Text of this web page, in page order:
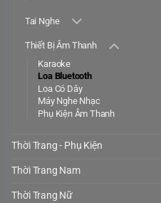
Tai Nghe
Thiết Bị Âm Thanh
Karaoke
Loa Bluetooth
Loa Có Dây
Máy Nghe Nhạc
Phụ Kiện Âm Thanh
Thời Trang - Phụ Kiện
Thời Trang Nam
Thời Trang Nữ